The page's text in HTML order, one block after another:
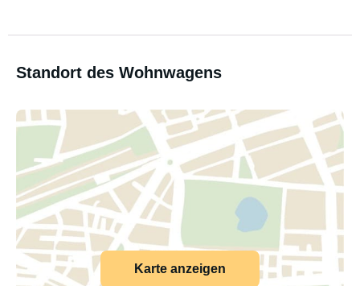
Standort des Wohnwagens
Karte anzeigen